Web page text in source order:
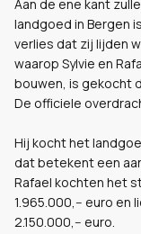
Aan de ene kant
landgoed in Bergen
verlies dat zij lijden
waarop Sylvie en
bouwen, is gekocht
De officiele
Hij kocht het
dat betekent een
Rafael kochten het
1.965.000,-- euro en
2.150.000,-- euro.